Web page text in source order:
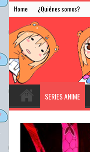
Home ¿Quiénes somos?
SERIES ANIME